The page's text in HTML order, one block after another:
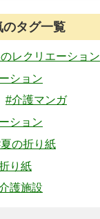
のタグ一覧
レクリエーション
ション
#介護マンガ
ション
の折り紙
り紙
護施設